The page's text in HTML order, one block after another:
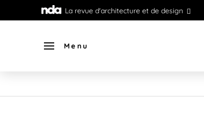
La revue d'architecture et de design
Menu